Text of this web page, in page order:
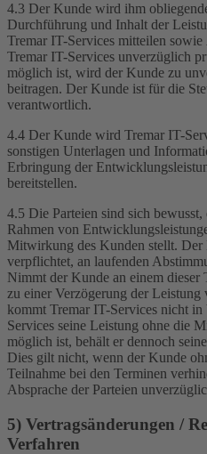
4.3 Der Kunde wird ihm
Durchführung und Inhalt der
Tremar IT-Services mitteilen
Tremar IT-Services unverzüglich
möglich ist, wird der Kunde zu
beitragen. Der Kunde ist für die
verantwortlich.
4.4 Der Kunde wird Tremar IT-
sonstigen Unterlagen und
Erbringung der
bereitstellen.
4.5 Die Parteien sind sich bewusst,
Rahmen von
Mitwirkung des Kunden stellt. Der
verpflichtet, an laufenden
Nimmt der Kunde an einem
zu einer Verzögerung der
kommt Tremar IT-Services nicht
Services seine Leistung ohne die
möglich ist, behält er dennoch
Dies gilt nicht, wenn der Kunde
Teilnahme bei den Terminen
Absprache der Parteien
5) Vertragsänderungen /
Verfahren